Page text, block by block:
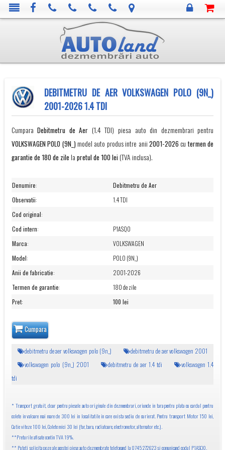
DEBITMETRU DE AER VOLKSWAGEN POLO (9N_)
2001-2026 1.4 TDI
CumparaDebitmetru de Aer (1.4 TDI) piesa auto din dezmembrari pentru
VOLKSWAGENPOLO (9N_)model auto produs intre anii 2001-2026 cutermen de
garantie de 180 de zile la pretul de 100 lei(TVA inclusa).
Denumire:
Debitmetru de Aer
Observatii:
1.4 TDI
Cod original:
Cod intern:
P1ASQ0
Marca:
VOLKSWAGEN
Model:
POLO (9N_)
Anii de fabricatie:
2001-2026
Termen de garantie:
180 de zile
Pret: 100 lei
Cumpara
debitmetru de aer volkswagen polo (9n_)
debitmetru de aer volkswagen 2001
volkswagen polo (9n_) 2001
debitmetru de aer 1.4 tdi
volkswagen 1.4
tdi
* Transport gratuit, doar pentru piesele auto originale din dezmembrari, oriunde in tara pentru plata cu cardul pentru
colete in valoare mai mare de 300 lei in localitatile in care exista sediu de curierat. Pentru transport Motor 150 lei,
Cutie viteze 100 lei, Colete mici 30 lei (far, bara, radiatoare, electromotor, alternator etc.).
**Preturile afisate contin TVA 19%.
** Puteti solicita poze ale acestei piese auto dezmembrate telefonand la 0745 272623 si comunicand codul P1ASQ0.